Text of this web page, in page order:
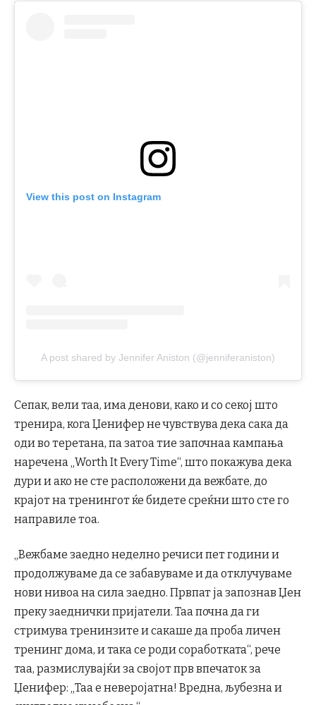
View this post on Instagram
A post shared by Jennifer Aniston (@jenniferaniston)
Сепак, вели таа, има денови, како и со секој што
тренира, кога Џенифер не чувствува дека сака да
оди во теретана, па затоа тие започнаа кампања
наречена „Worth It Every Time“, што покажува дека
дури и ако не сте расположени да вежбате, до
крајот на тренингот ќе бидете среќни што сте го
направиле тоа.
„Вежбаме заедно неделно речиси пет години и
продолжуваме да се забавуваме и да отклучуваме
нови нивоа на сила заедно. Првпат ја запознав Џен
преку заеднички пријатели. Таа почна да ги
стримува тренинзите и сакаше да проба личен
тренинг дома, и така се роди соработката“, рече
таа, размислувајќи за својот прв впечаток за
Џенифер: „Таа е неверојатна! Вредна, љубезна и